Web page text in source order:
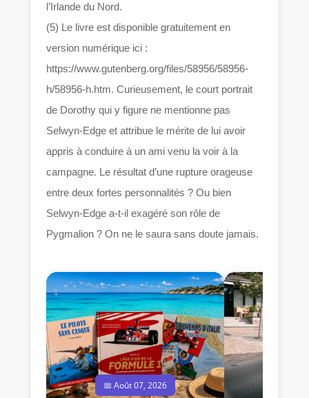
l’Irlande du Nord.
(5) Le livre est disponible gratuitement en
version numérique ici :
https://www.gutenberg.org/files/58956/58956-
h/58956-h.htm. Curieusement, le court portrait
de Dorothy qui y figure ne mentionne pas
Selwyn-Edge et attribue le mérite de lui avoir
appris à conduire à un ami venu la voir à la
campagne. Le résultat d’une rupture orageuse
entre deux fortes personnalités ? Ou bien
Selwyn-Edge a-t-il exagéré son rôle de
Pygmalion ? On ne le saura sans doute jamais.
📅 Août 07, 2026